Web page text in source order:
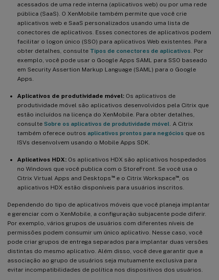
acessados de uma rede interna (aplicativos web) ou por uma rede
pública (SaaS). O XenMobile também permite que você crie
aplicativos web e SaaS personalizados usando uma lista de
conectores de aplicativos. Esses conectores de aplicativos podem
facilitar o logon único (SSO) para aplicativos Web existentes. Para
obter detalhes, consulte Tipos de conectores de aplicativos . Por
exemplo, você pode usar o Google Apps SAML para SSO baseado
em Security Assertion Markup Language (SAML) para o Google
Apps.
Aplicativos de produtividade móvel: Os aplicativos de
produtividade móvel são aplicativos desenvolvidos pela Citrix que
estão incluídos na licença do XenMobile. Para obter detalhes,
consulte Sobre os aplicativos de produtividade móvel . A Citrix
também oferece outros aplicativos prontos para negócios que os
ISVs desenvolvem usando o Mobile Apps SDK.
Aplicativos HDX: Os aplicativos HDX são aplicativos hospedados
no Windows que você publica com o StoreFront. Se você usa o
Citrix Virtual Apps and Desktops ™e o Citrix Workspace™
, os
aplicativos HDX estão disponíveis para usuários inscritos.
Dependendo do tipo de aplicativos móveis que você planeja implantar
e gerenciar com o XenMobile, a configuração subjacente pode diferir.
Por exemplo, vários grupos de usuários com diferentes níveis de
permissões podem consumir um único aplicativo. Nesse caso, você
pode criar grupos de entrega separados para implantar duas versões
distintas do mesmo aplicativo. Além disso, você deve garantir que a
associação ao grupo de usuários seja mutuamente exclusiva para
evitar incompatibilidades de política nos dispositivos dos usuários.